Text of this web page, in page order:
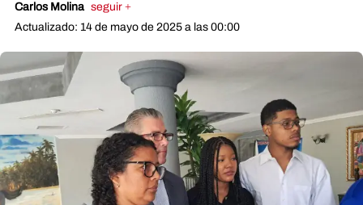
Carlos Molina seguir +
Actualizado: 14 de mayo de 2025 a las 00:00